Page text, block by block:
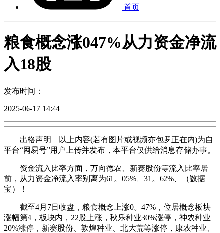
首页
粮食概念涨047%从力资金净流
入18股
发布时间：
2025-06-17 14:44
出格声明：以上内容(若有图片或视频亦包罗正在内)为自
平台“网易号”用户上传并发布，本平台仅供给消息存储办事。
资金流入比率方面，万向德农、新赛股份等流入比率居
前，从力资金净流入率别离为61。05%、31。62%、（数据
宝）！
截至4月7日收盘，粮食概念上涨0。47%，位居概念板块
涨幅第4，板块内，22股上涨，秋乐种业30%涨停，神农种业
20%涨停，新赛股份、敦煌种业、北大荒等涨停，康农种业、